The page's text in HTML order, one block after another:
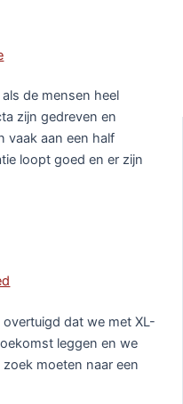
de mensen heel
zijn gedreven en
vaak aan een half
loopt goed en er zijn
dat we met XL-
leggen en we
moeten naar een